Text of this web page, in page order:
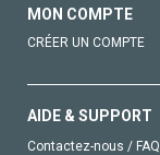
MON COMPTE
CRÉER UN COMPTE
AIDE & SUPPORT
Contactez-nous / FAQ